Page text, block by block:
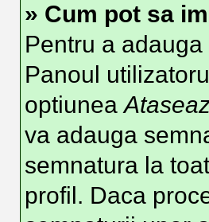
» Cum pot sa
Pentru a
Panoul
optiunea
va adauga
semnatura la
profil. Daca